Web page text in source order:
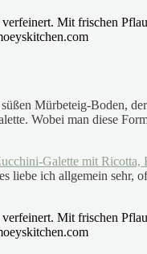
Mürbeteig-Boden,
Wobei man diese
Galette mit Ricotta,
liebe ich allgemein sehr,